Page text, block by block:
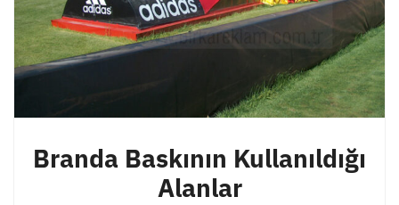
Branda Baskının Kullanıldığı
Alanlar